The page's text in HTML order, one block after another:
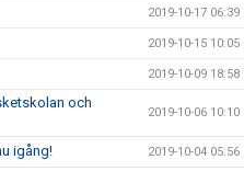
2019-10-17 06:39
2019-10-15 10:05
2019-10-09 18:58
och
2019-10-06 10:10
igång! 2019-10-04 05:56